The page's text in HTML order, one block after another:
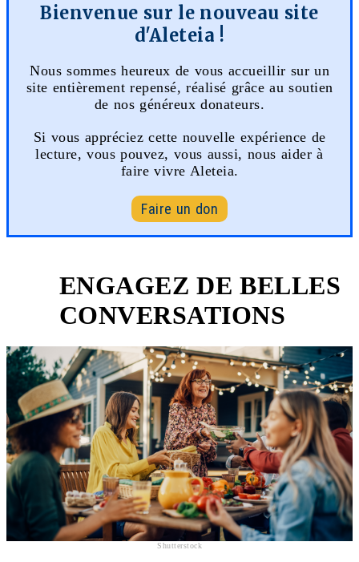
Bienvenue sur le nouveau site
d'Aleteia !
Nous sommes heureux de vous accueillir sur un
site entièrement repensé, réalisé grâce au soutien
de nos généreux donateurs.
Si vous appréciez cette nouvelle expérience de
lecture, vous pouvez, vous aussi, nous aider à
faire vivre Aleteia.
Faire un don
ENGAGEZ DE BELLES
CONVERSATIONS
Shutterstock